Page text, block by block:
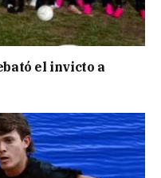
el invicto a